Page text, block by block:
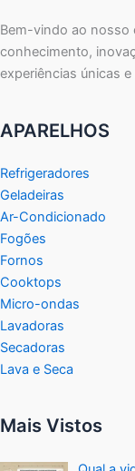
Bem-vindo ao nosso
conhecimento,
experiências únicas
APARELHOS
Refrigeradores
Geladeiras
Ar-Condicionado
Fogões
Fornos
Cooktops
Micro-ondas
Lavadoras
Secadoras
Lava e Seca
Mais Vistos